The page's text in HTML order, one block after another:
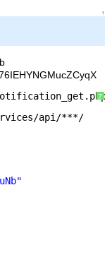
↑
?
.php
api/***/